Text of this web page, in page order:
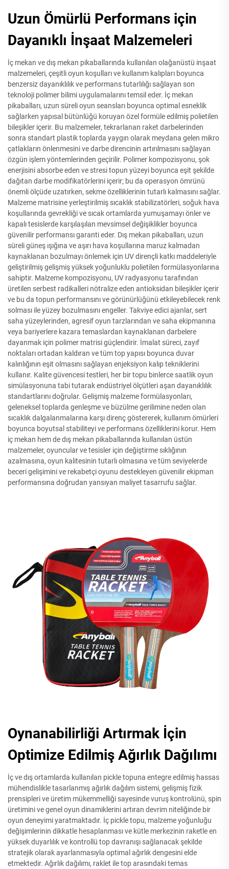
Uzun Ömürlü Performans için
Dayanıklı İnşaat Malzemeleri
İç mekan ve dış mekan pikaballarında kullanılan olağanüstü inşaat
malzemeleri, çeşitli oyun koşulları ve kullanım kalıpları boyunca
benzersiz dayanıklılık ve performans tutarlılığı sağlayan son
teknoloji polimer bilimi uygulamalarını temsil eder. İç mekan
pikabalları, uzun süreli oyun seansları boyunca optimal esneklik
sağlarken yapısal bütünlüğü koruyan özel formüle edilmiş polietilen
bileşikler içerir. Bu malzemeler, tekrarlanan raket darbelerinden
sonra standart plastik toplarda yaygın olarak meydana gelen mikro
çatlakların önlenmesini ve darbe direncinin artırılmasını sağlayan
özgün işlem yöntemlerinden geçirilir. Polimer kompozisyonu, şok
enerjisini absorbe eden ve stresi topun yüzeyi boyunca eşit şekilde
dağıtan darbe modifikatörlerini içerir; bu da operasyon ömrünü
önemli ölçüde uzatırken, sekme özelliklerinin tutarlı kalmasını sağlar.
Malzeme matrisine yerleştirilmiş sıcaklık stabilizatörleri, soğuk hava
koşullarında gevrekliği ve sıcak ortamlarda yumuşamayı önler ve
kapalı tesislerde karşılaşılan mevsimsel değişiklikler boyunca
güvenilir performansı garanti eder. Dış mekan pikabalları, uzun
süreli güneş ışığına ve aşırı hava koşullarına maruz kalmadan
kaynaklanan bozulmayı önlemek için UV dirençli katkı maddeleriyle
geliştirilmiş gelişmiş yüksek yoğunluklu polietilen formülasyonlarına
sahiptir. Malzeme kompozisyonu, UV radyasyonu tarafından
üretilen serbest radikalleri nötralize eden antioksidan bileşikler içerir
ve bu da topun performansını ve görünürlüğünü etkileyebilecek renk
solması ile yüzey bozulmasını engeller. Takviye edici ajanlar, sert
saha yüzeylerinden, agresif oyun tarzlarından ve saha ekipmanına
veya bariyerlere kazara temaslardan kaynaklanan darbelere
dayanmak için polimer matrisi güçlendirir. İmalat süreci, zayıf
noktaları ortadan kaldıran ve tüm top yapısı boyunca duvar
kalınlığının eşit olmasını sağlayan enjeksiyon kalıp tekniklerini
kullanır. Kalite güvencesi testleri, her bir topu binlerce saatlik oyun
simülasyonuna tabi tutarak endüstriyel ölçütleri aşan dayanıklılık
standartlarını doğrular. Gelişmiş malzeme formülasyonları,
geleneksel toplarda genleşme ve büzülme gerilimine neden olan
sıcaklık dalgalanmalarına karşı direnç göstererek, kullanım ömürleri
boyunca boyutsal stabiliteyi ve performans özelliklerini korur. Hem
iç mekan hem de dış mekan pikaballarında kullanılan üstün
malzemeler, oyuncular ve tesisler için değiştirme sıklığının
azalmasına, oyun kalitesinin tutarlı olmasına ve tüm seviyelerde
beceri gelişimini ve rekabetçi oyunu destekleyen güvenilir ekipman
performansına doğrudan yansıyan maliyet tasarrufu sağlar.
Oynanabilirliği Artırmak İçin
Optimize Edilmiş Ağırlık Dağılımı
İç ve dış ortamlarda kullanılan pickle topuna entegre edilmiş hassas
mühendislikle tasarlanmış ağırlık dağılım sistemi, gelişmiş fizik
prensipleri ve üretim mükemmelliği sayesinde vuruş kontrolünü, spin
üretimini ve genel oyun dinamiklerini artıran devrim niteliğinde bir
oyun deneyimi yaratmaktadır. İç pickle topu, malzeme yoğunluğu
değişimlerinin dikkatle hesaplanması ve kütle merkezinin raketle en
yüksek duyarlılık ve kontrollü top davranışı sağlanacak şekilde
stratejik olarak ayarlanmasıyla optimal ağırlık dengesini elde
etmektedir. Ağırlık dağılımı, raklet ile top arasındaki temas